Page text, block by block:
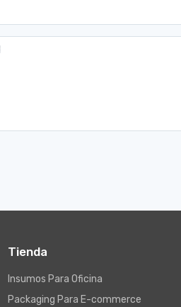
Tienda
Insumos Para Oficina
Packaging Para E-commerce